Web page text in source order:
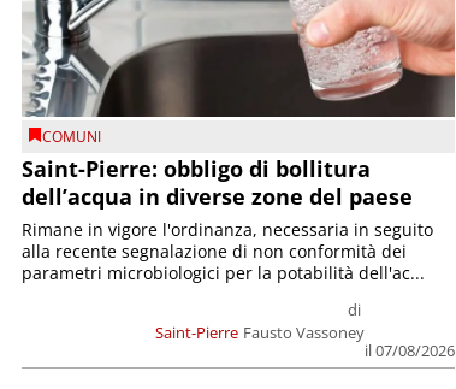
COMUNI
Saint-Pierre: obbligo di bollitura
dell’acqua in diverse zone del paese
Saint-Pierre
di
Fausto Vassoney
il 07/08/2026
Rimane in vigore l'ordinanza, necessaria in seguito
alla recente segnalazione di non conformità dei
parametri microbiologici per la potabilità dell'ac...